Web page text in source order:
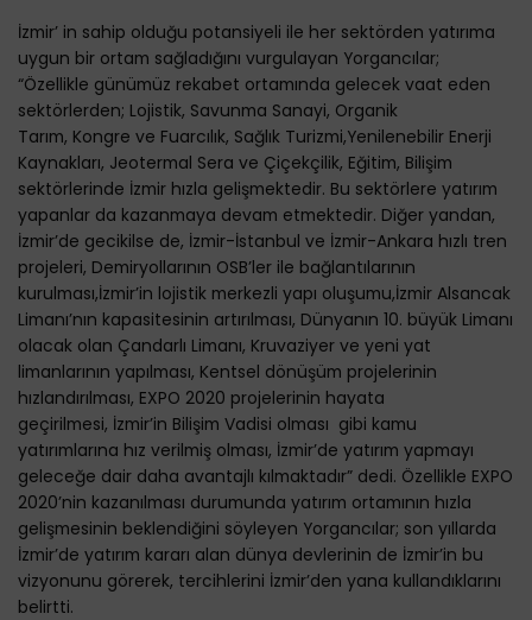
İzmir’ in sahip olduğu potansiyeli ile her sektörden yatırıma
uygun bir ortam sağladığını vurgulayan Yorgancılar;
“Özellikle günümüz rekabet ortamında gelecek vaat eden
sektörlerden; Lojistik, Savunma Sanayi, Organik
Tarım, Kongre ve Fuarcılık, Sağlık Turizmi,Yenilenebilir Enerji
Kaynakları, Jeotermal Sera ve Çiçekçilik, Eğitim, Bilişim
sektörlerinde İzmir hızla gelişmektedir. Bu sektörlere yatırım
yapanlar da kazanmaya devam etmektedir. Diğer yandan,
İzmir’de gecikilse de, İzmir-İstanbul ve İzmir-Ankara hızlı tren
projeleri, Demiryollarının OSB’ler ile bağlantılarının
kurulması,İzmir’in lojistik merkezli yapı oluşumu,İzmir Alsancak
Limanı’nın kapasitesinin artırılması, Dünyanın 10. büyük Limanı
olacak olan Çandarlı Limanı, Kruvaziyer ve yeni yat
limanlarının yapılması, Kentsel dönüşüm projelerinin
hızlandırılması, EXPO 2020 projelerinin hayata
geçirilmesi, İzmir’in Bilişim Vadisi olması gibi kamu
yatırımlarına hız verilmiş olması, İzmir’de yatırım yapmayı
geleceğe dair daha avantajlı kılmaktadır” dedi. Özellikle EXPO
2020’nin kazanılması durumunda yatırım ortamının hızla
gelişmesinin beklendiğini söyleyen Yorgancılar; son yıllarda
İzmir’de yatırım kararı alan dünya devlerinin de İzmir’in bu
vizyonunu görerek, tercihlerini İzmir’den yana kullandıklarını
belirtti.